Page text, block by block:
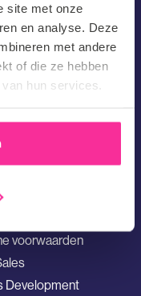
site met onze
en analyse. Deze
met andere
of die ze hebben
hun services.
voorwaarden
Development